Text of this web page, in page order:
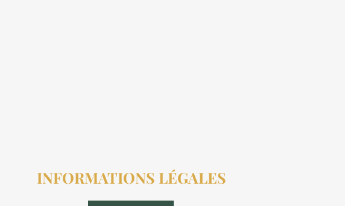
INFORMATIONS LÉGALES